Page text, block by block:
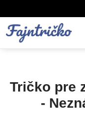
Tričko pre
-